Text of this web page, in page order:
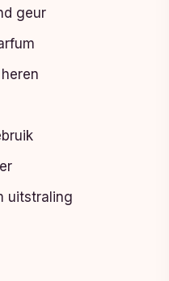
geur
uitstraling